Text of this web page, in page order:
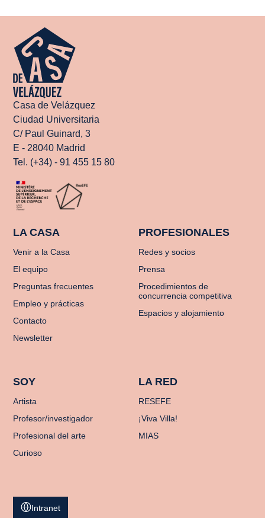
Casa de Velázquez
Ciudad Universitaria
C/ Paul Guinard, 3
E - 28040 Madrid
Tel. (+34) - 91 455 15 80
LA CASA
Venir a la Casa
El equipo
Preguntas frecuentes
Empleo y prácticas
Contacto
Newsletter
PROFESIONALES
Redes y socios
Prensa
Procedimientos de
concurrencia competitiva
Espacios y alojamiento
SOY
Artista
Profesor/investigador
Profesional del arte
Curioso
LA RED
RESEFE
¡Viva Villa!
MIAS
Intranet